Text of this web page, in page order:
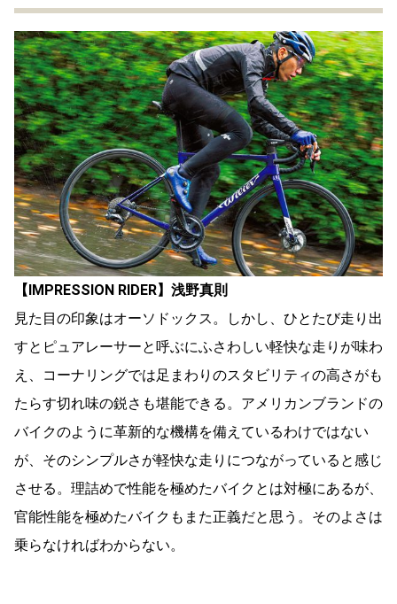
【IMPRESSION RIDER】浅野真則
見た目の印象はオーソドックス。しかし、ひとたび走り出
すとピュアレーサーと呼ぶにふさわしい軽快な走りが味わ
え、コーナリングでは足まわりのスタビリティの高さがも
たらす切れ味の鋭さも堪能できる。アメリカンブランドの
バイクのように革新的な機構を備えているわけではない
が、そのシンプルさが軽快な走りにつながっていると感じ
させる。理詰めで性能を極めたバイクとは対極にあるが、
官能性能を極めたバイクもまた正義だと思う。そのよさは
乗らなければわからない。